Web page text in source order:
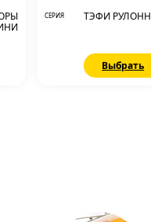
СЕРИЯ
ТЭФИ
Выбрать